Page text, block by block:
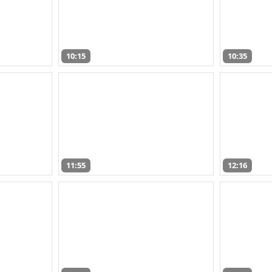
10:15 10:35
11:55 12:16